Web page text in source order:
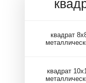
квадрат
квадрат